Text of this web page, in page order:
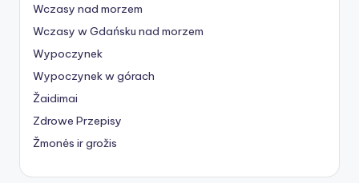
Wczasy nad morzem
Wczasy w Gdańsku nad morzem
Wypoczynek
Wypoczynek w górach
Žaidimai
Zdrowe Przepisy
Žmonės ir grožis